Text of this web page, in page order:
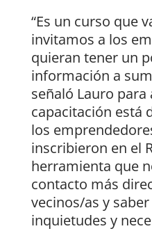
“Es un curso que
invitamos a los
quieran tener un
información a
señaló Lauro para
capacitación está
los
inscribieron en el
herramienta que
contacto más
vecinos/as y
inquietudes y